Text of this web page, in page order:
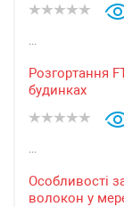
...
Розгортання
будинках
...
Особливості
волокон у